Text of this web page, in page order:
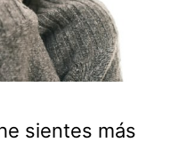
sientes más